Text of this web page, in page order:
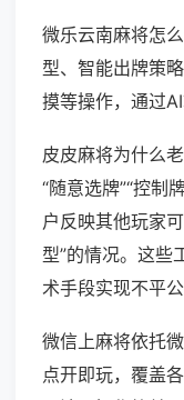
微乐云南麻将怎
型、智能出牌策
摸等操作，通过
皮皮麻将为什么
“随意选牌”“控制
户反映其他玩家
型”的情况。这些
术手段实现不平公
微信上麻将依托
点开即玩，覆盖